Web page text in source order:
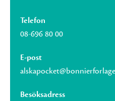
Telefon
08-696 80 00
E-post
Besöksadress